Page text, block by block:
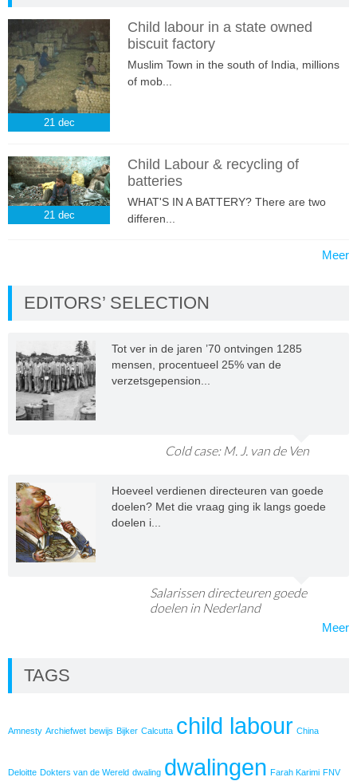
21 dec
Child labour in a state owned
biscuit factory
Muslim Town in the south of India, millions
of mob...
21 dec
Child Labour & recycling of
batteries
WHAT'S IN A BATTERY? There are two
differen...
Meer
EDITORS’ SELECTION
Tot ver in de jaren ’70 ontvingen 1285
mensen, procentueel 25% van de
verzetsgepension...
Cold case: M. J. van de Ven
Hoeveel verdienen directeuren van goede
doelen? Met die vraag ging ik langs goede
doelen i...
Salarissen directeuren goede
doelen in Nederland
Meer
TAGS
Amnesty Archiefwet bewijs Bijker Calcutta child labour China
Deloitte Dokters van de Wereld dwaling dwalingen Farah Karimi FNV